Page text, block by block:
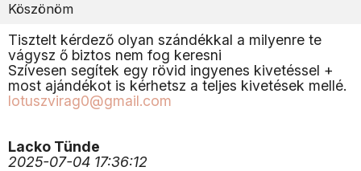
Köszönöm
Tisztelt kérdező olyan szándékkal a milyenre te
vágysz ő biztos nem fog keresni
Szívesen segítek egy rövid ingyenes kivetéssel +
most ajándékot is kérhetsz a teljes kivetések mellé.
lotuszvirag0@gmail.com
Lacko Tünde
2025-07-04 17:36:12